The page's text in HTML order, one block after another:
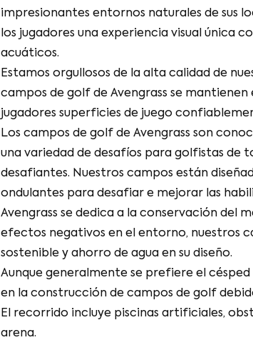
impresionantes entornos naturales de sus
los jugadores una experiencia visual única
acuáticos.
Estamos orgullosos de la alta calidad de
campos de golf de Avengrass se
jugadores superficies de juego
Los campos de golf de Avengrass son
una variedad de desafíos para golfistas de
desafiantes. Nuestros campos están
ondulantes para desafiar e mejorar las
Avengrass se dedica a la conservación del
efectos negativos en el entorno, nuestros
sostenible y ahorro de agua en su diseño.
Aunque generalmente se prefiere el
en la construcción de campos de golf
El recorrido incluye piscinas artificiales,
arena.